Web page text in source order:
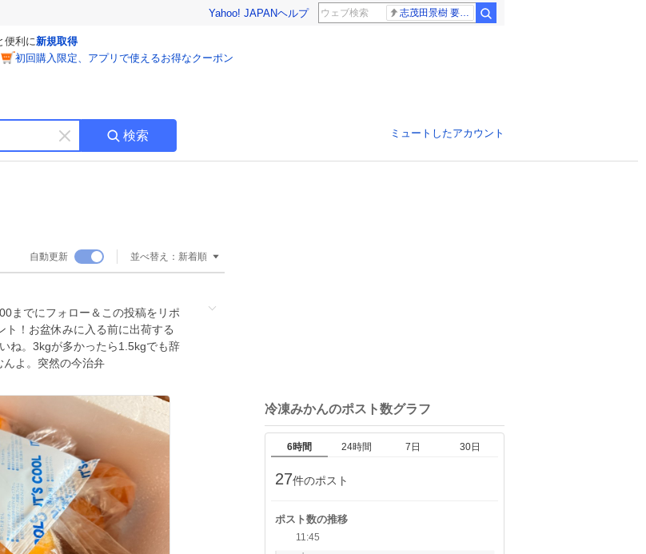
Yahoo! JAPANヘルプ 志茂田景樹 要介護5
便利に新規取得
初回購入限定、アプリで使えるお得なクーポン
キ
ー
す
検索 ミュートしたアカウント
自動更新 並べ替え： 新着順
までにフォロー＆この投稿をリポ
ト！お盆休みに入る前に出荷する
ね。3kgが多かったら1.5kgでも辞
んよ。突然の今治弁
冷凍みかんのポスト数グラフ
6時間 24時間 7日 30日
27件のポスト
ポスト数の推移
11:45